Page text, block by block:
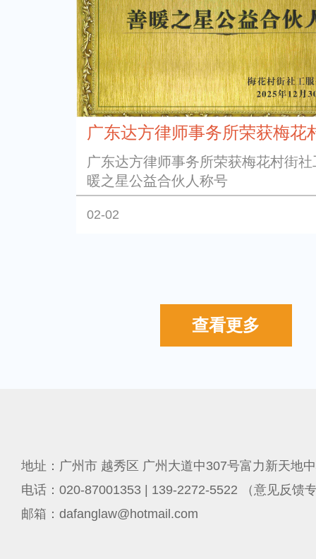
广东达方律师事务所荣获梅花
广东达方律师事务所荣获梅花村街
暖之星公益合伙人称号
02-02
查看更多
地址：广州市 越秀区 广州大道中307号富力新天地
电话：020-87001353 | 139-2272-5522 （意见反馈
邮箱：dafanglaw@hotmail.com